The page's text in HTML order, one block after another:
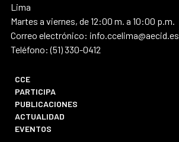
Lima
Martes a viernes, de 12:00 m. a 10:00 p.m.
Correo electrónico: info.ccelima@aecid.es
Teléfono: (51) 330-0412
CCE
PARTICIPA
PUBLICACIONES
ACTUALIDAD
EVENTOS